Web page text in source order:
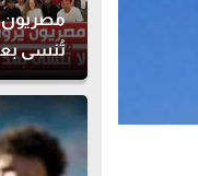
مصريون
تُنسى